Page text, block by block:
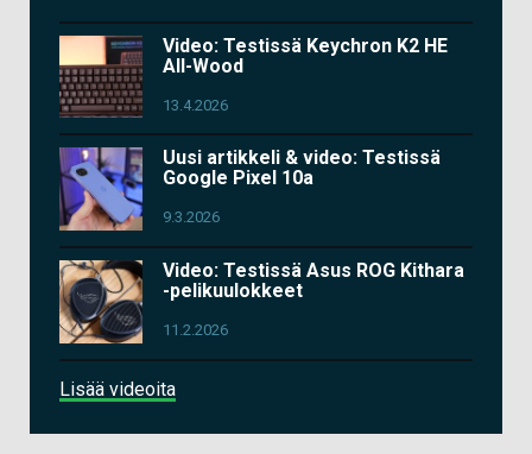
Video: Testissä Keychron K2 HE
All-Wood
13.4.2026
Uusi artikkeli & video: Testissä
Google Pixel 10a
9.3.2026
Video: Testissä Asus ROG Kithara
-pelikuulokkeet
11.2.2026
Lisää videoita